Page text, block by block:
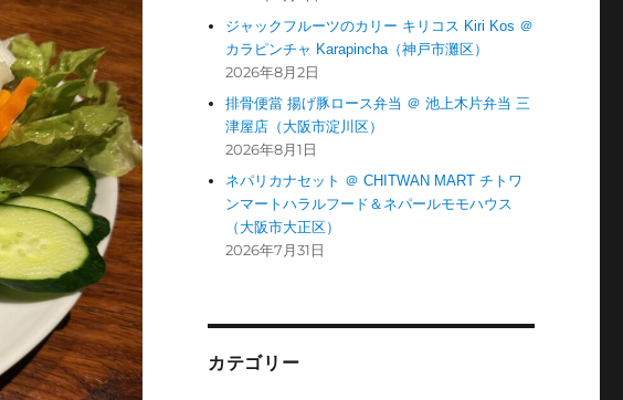
ジャックフルーツのカリー キリコス Kiri Kos ＠
カラピンチャ Karapincha（神戸市灘区）
2026年8月2日
排骨便當 揚げ豚ロース弁当 ＠ 池上木片弁当 三
津屋店（大阪市淀川区）
2026年8月1日
ネパリカナセット ＠ CHITWAN MART チトワ
ンマートハラルフード＆ネパールモモハウス
（大阪市大正区）
2026年7月31日
カテゴリー